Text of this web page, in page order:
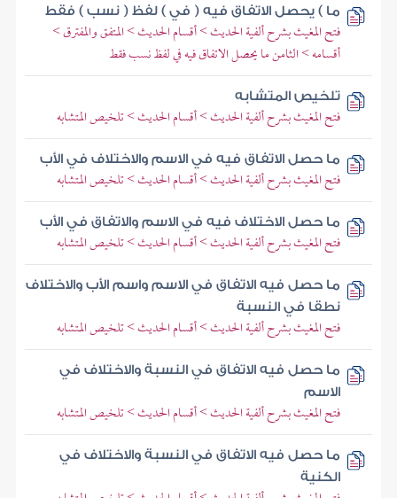
ما ) يحصل الاتفاق فيه ( في ) لفظ ( نسب ) فقط
فتح المغيث بشرح ألفية الحديث > أقسام الحديث > المتفق والمفترق >
أقسامه > الثامن ما يحصل الاتفاق فيه في لفظ نسب فقط
تلخيص المتشابه
فتح المغيث بشرح ألفية الحديث > أقسام الحديث > تلخيص المتشابه
ما حصل الاتفاق فيه في الاسم والاختلاف في الأب
فتح المغيث بشرح ألفية الحديث > أقسام الحديث > تلخيص المتشابه
ما حصل الاختلاف فيه في الاسم والاتفاق في الأب
فتح المغيث بشرح ألفية الحديث > أقسام الحديث > تلخيص المتشابه
ما حصل فيه الاتفاق في الاسم واسم الأب والاختلاف
نطقا في النسبة
فتح المغيث بشرح ألفية الحديث > أقسام الحديث > تلخيص المتشابه
ما حصل فيه الاتفاق في النسبة والاختلاف في
الاسم
فتح المغيث بشرح ألفية الحديث > أقسام الحديث > تلخيص المتشابه
ما حصل فيه الاتفاق في النسبة والاختلاف في
الكنية